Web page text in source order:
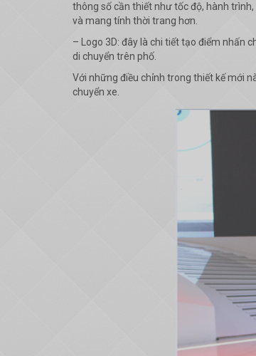
thông số cần thiết như tốc độ, hành
và mang tính thời trang hơn.
– Logo 3D: đây là chi tiết tạo điểm nhấn
di chuyển trên phố.
Với những điều chỉnh trong thiết kế mới
chuyển xe.